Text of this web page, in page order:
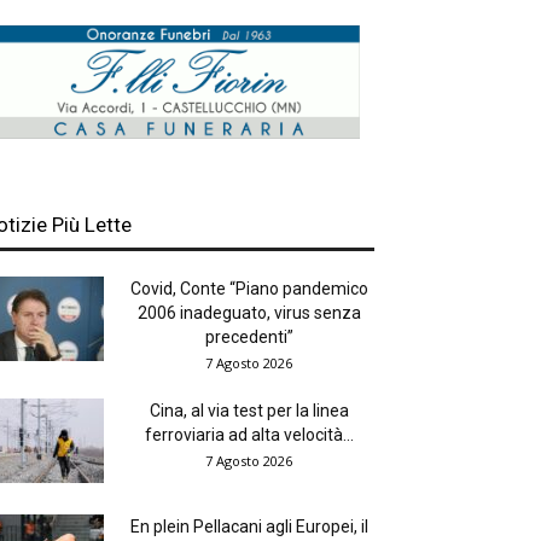
Più Lette
Covid, Conte “Piano pandemico
2006 inadeguato, virus senza
precedenti”
7 Agosto 2026
Cina, al via test per la linea
ferroviaria ad alta velocità...
7 Agosto 2026
En plein Pellacani agli Europei, il